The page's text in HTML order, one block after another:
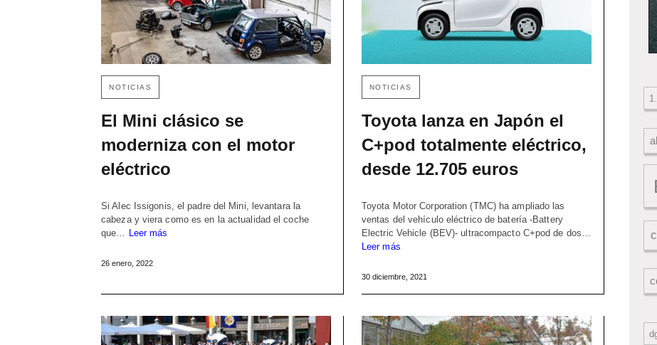
NOTICIAS
El Mini clásico se
moderniza con el motor
eléctrico
Si Alec Issigonis, el padre del Mini, levantara la
cabeza y viera como es en la actualidad el coche
que…
Leer más
26 enero, 2022
NOTICIAS
Toyota lanza en Japón el
C+pod totalmente eléctrico,
desde 12.705 euros
Toyota Motor Corporation (TMC) ha ampliado las
ventas del vehículo eléctrico de batería -Battery
Electric Vehicle (BEV)- ultracompacto C+pod de dos…
Leer más
30 diciembre, 2021